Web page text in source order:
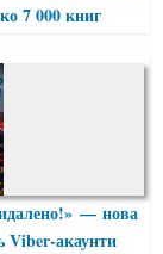
7 000 книг
— нова
Viber-акаунти